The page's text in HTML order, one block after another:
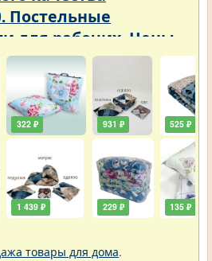
Постельные
для рабочих. Цены
322 ₽
1 439 ₽
931 ₽
229 ₽
525 ₽
135 ₽
товары для дома.